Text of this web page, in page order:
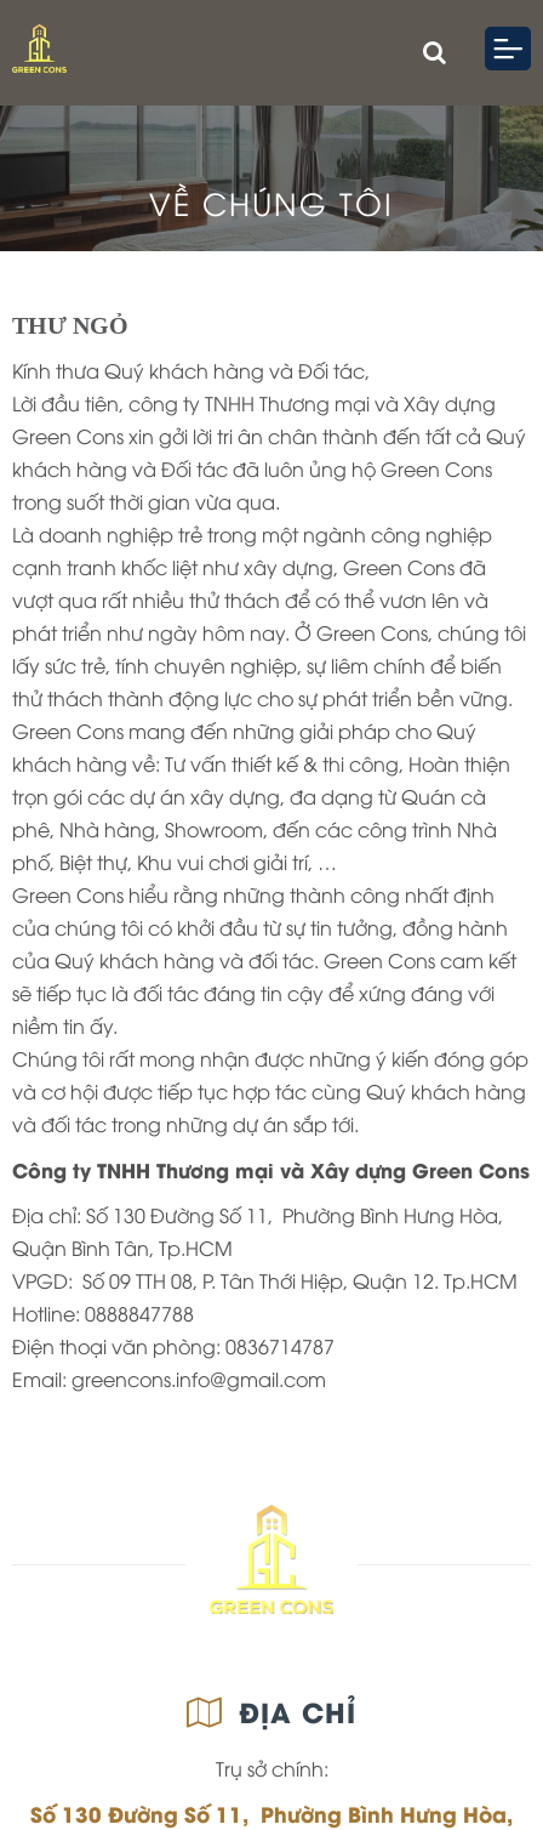
VỀ CHÚNG TÔI
THƯ NGỎ
Kính thưa Quý khách hàng và Đối tác,
Lời đầu tiên, công ty TNHH Thương mại và Xây dựng
Green Cons xin gởi lời tri ân chân thành đến tất cả Quý
khách hàng và Đối tác đã luôn ủng hộ Green Cons
trong suốt thời gian vừa qua.
Là doanh nghiệp trẻ trong một ngành công nghiệp
cạnh tranh khốc liệt như xây dựng, Green Cons đã
vượt qua rất nhiều thử thách để có thể vươn lên và
phát triển như ngày hôm nay. Ở Green Cons, chúng tôi
lấy sức trẻ, tính chuyên nghiệp, sự liêm chính để biến
thử thách thành động lực cho sự phát triển bền vững.
Green Cons mang đến những giải pháp cho Quý
khách hàng về: Tư vấn thiết kế & thi công, Hoàn thiện
trọn gói các dự án xây dựng, đa dạng từ Quán cà
phê, Nhà hàng, Showroom, đến các công trình Nhà
phố, Biệt thự, Khu vui chơi giải trí, …
Green Cons hiểu rằng những thành công nhất định
của chúng tôi có khởi đầu từ sự tin tưởng, đồng hành
của Quý khách hàng và đối tác. Green Cons cam kết
sẽ tiếp tục là đối tác đáng tin cậy để xứng đáng với
niềm tin ấy.
Chúng tôi rất mong nhận được những ý kiến đóng góp
và cơ hội được tiếp tục hợp tác cùng Quý khách hàng
và đối tác trong những dự án sắp tới.
Công ty TNHH Thương mại và Xây dựng Green Cons
Địa chỉ: Số 130 Đường Số 11, Phường Bình Hưng Hòa,
Quận Bình Tân, Tp.HCM
VPGD: Số 09 TTH 08, P. Tân Thới Hiệp, Quận 12. Tp.HCM
Hotline: 0888847788
Điện thoại văn phòng: 0836714787
Email: greencons.info@gmail.com
ĐỊA CHỈ
Trụ sở chính:
Số 130 Đường Số 11, Phường Bình Hưng Hòa,